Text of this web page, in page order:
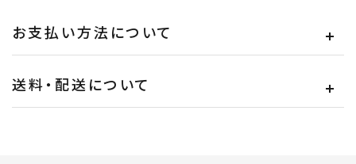
お支払い方法について
送料・配送について